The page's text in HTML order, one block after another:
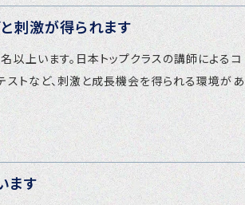
刺激が得られます
上います。日本トップクラスの講師によるコ
ストなど、刺激と成長機会を得られる環境があ
ます